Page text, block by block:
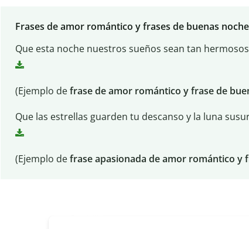
Frases de amor romántico y frases de buenas
Que esta noche nuestros sueños sean tan
(Ejemplo defrase de amor romántico y frase de
Que las estrellas guarden tu descanso y la luna
(Ejemplo defrase apasionada de amor romántico y